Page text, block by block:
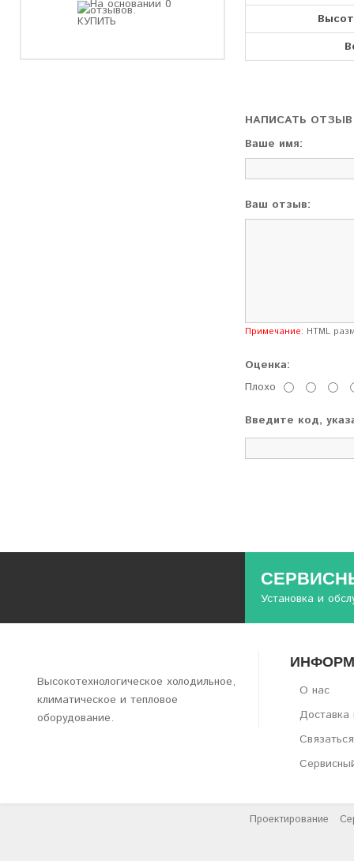
НАПИСАТЬ ОТЗЫВ
Ваше имя:
Ваш отзыв:
Примечание: HTML
Оценка:
Плохо
Введите код,
Установка и
Высокотехнологическое холодильное,
климатическое и тепловое
оборудование.
О нас
Доставка
Проектирование